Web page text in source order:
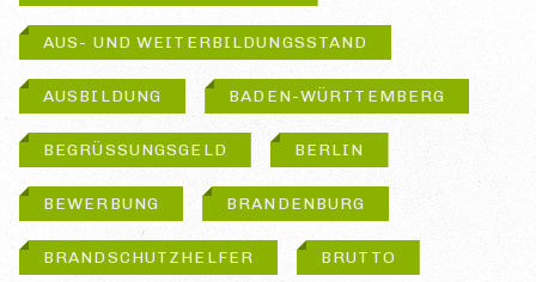
AUS- UND WEITERBILDUNGSSTAND
AUSBILDUNG BADEN-WÜRTTEMBERG
BEGRÜSSUNGSGELD BERLIN
BEWERBUNG BRANDENBURG
BRANDSCHUTZHELFER BRUTTO